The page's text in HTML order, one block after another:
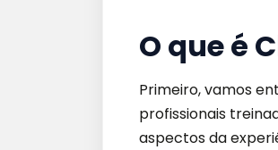
O que é
Primeiro, vamos
profissionais
aspectos da